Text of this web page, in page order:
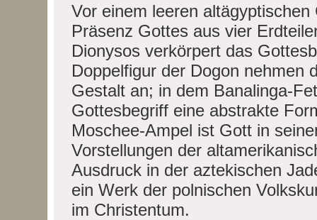
Vor einem leeren
Präsenz Gottes aus vier
Dionysos verkörpert das
Doppelfigur der Dogon nehmen
Gestalt an; in dem Banalinga-
Gottesbegriff eine abstrakte
Moschee-Ampel ist Gott in
Vorstellungen der
Ausdruck in der aztekischen
ein Werk der polnischen
im Christentum.